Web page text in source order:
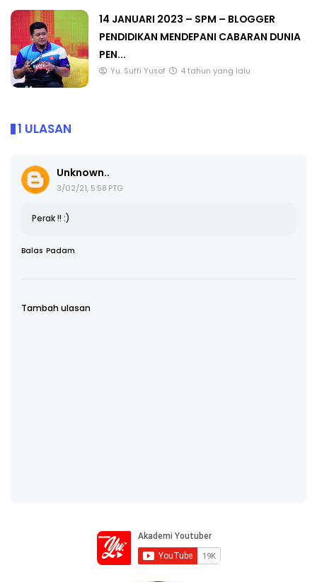
14 JANUARI 2023 – SPM – BLOGGER
PENDIDIKAN MENDEPANI CABARAN DUNIA
PEN...
Yu. Suffi Yusof 4 tahun yang lalu
1 ULASAN
Unknown..
3/02/21, 5:58 PTG
Perak !! :)
Balas Padam
Tambah ulasan